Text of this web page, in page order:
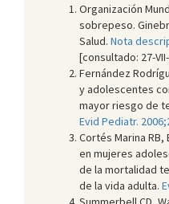
Organización
sobrepeso.
Salud. Nota
[consultado: 27-
Fernández
y adolescentes
mayor riesgo de
Evid Pediatr.
Cortés Marina RB,
en mujeres
de la mortalidad
de la vida adulta.